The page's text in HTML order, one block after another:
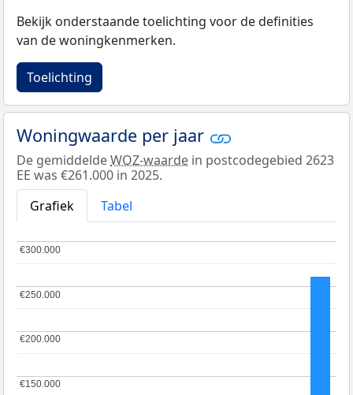
Bekijk onderstaande toelichting voor de definities
van de woningkenmerken.
Toelichting
Woningwaarde per jaar
De gemiddeldeWOZ-waarde in postcodegebied 2623
EE was €261.000 in 2025.
Grafiek
Tabel
€150.000
€150.000
€200.000
€200.000
€250.000
€250.000
€300.000
€300.000